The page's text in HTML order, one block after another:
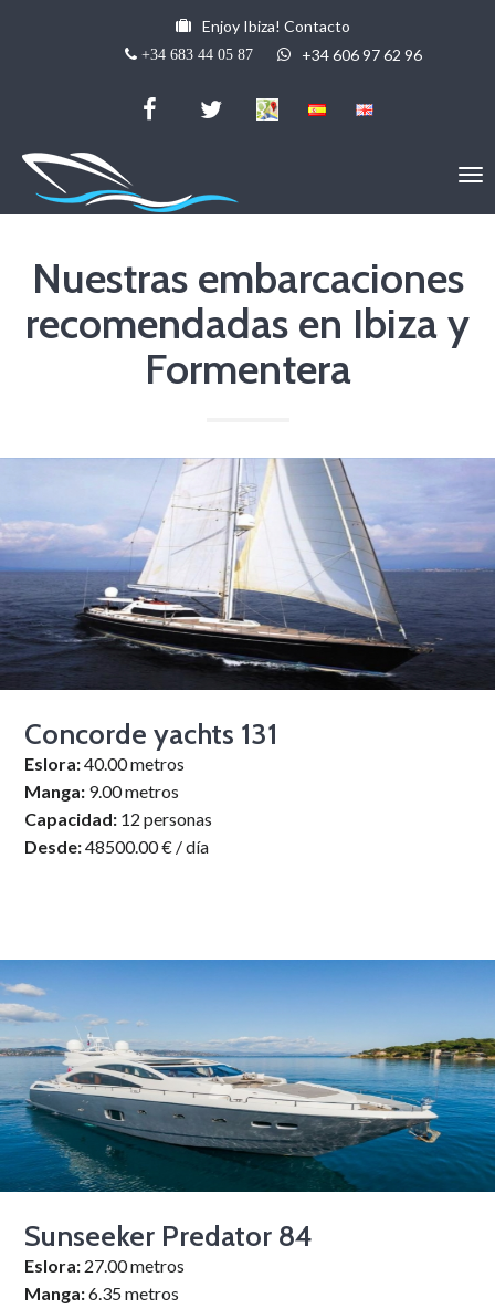
Enjoy Ibiza! Contacto
+34 683 44 05 87 +34 606 97 62 96
Nuestras embarcaciones
recomendadas en Ibiza y
Formentera
Concorde yachts 131
Eslora:40.00 metros
Manga: 9.00 metros
Capacidad: 12 personas
Desde:48500.00 € / día
Sunseeker Predator 84
Eslora: 27.00 metros
Manga:6.35 metros